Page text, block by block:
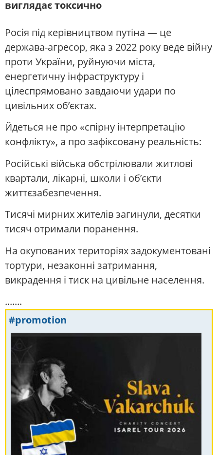
виглядає токсично
Росія під керівництвом путіна — це
держава-агресор, яка з 2022 року веде війну
проти України, руйнуючи міста,
енергетичну інфраструктуру і
цілеспрямовано завдаючи удари по
цивільних об’єктах.
Йдеться не про «спірну інтерпретацію
конфлікту», а про зафіксовану реальність:
Російські війська обстрілювали житлові
квартали, лікарні, школи і об’єкти
життєзабезпечення.
Тисячі мирних жителів загинули, десятки
тисяч отримали поранення.
На окупованих територіях задокументовані
тортури, незаконні затримання,
викрадення і тиск на цивільне населення.
.......
#promotion